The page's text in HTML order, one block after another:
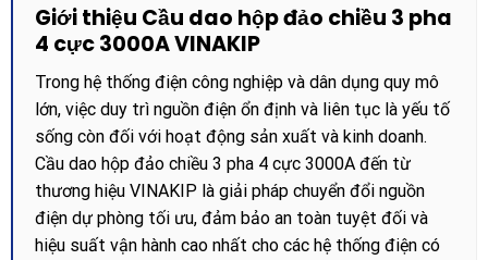
Giới thiệu Cầu dao hộp đảo chiều 3 pha
4 cực 3000A VINAKIP
Trong hệ thống điện công nghiệp và dân dụng quy mô
lớn, việc duy trì nguồn điện ổn định và liên tục là yếu tố
sống còn đối với hoạt động sản xuất và kinh doanh.
Cầu dao hộp đảo chiều 3 pha 4 cực 3000A đến từ
thương hiệu VINAKIP là giải pháp chuyển đổi nguồn
điện dự phòng tối ưu, đảm bảo an toàn tuyệt đối và
hiệu suất vận hành cao nhất cho các hệ thống điện có